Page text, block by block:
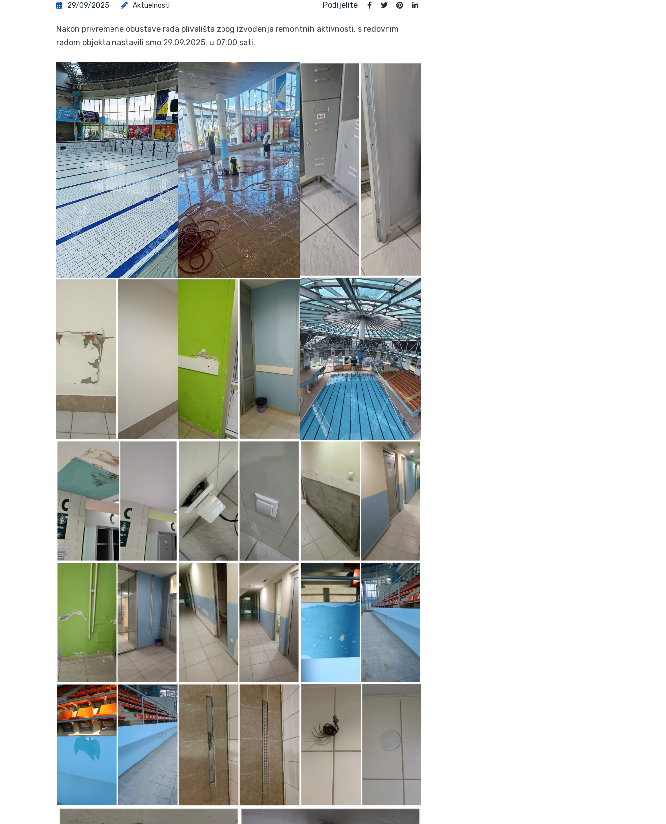
29/09/2025 Aktuelnosti Podijelite
Nakon privremene obustave rada plivališta zbog izvođenja remontnih aktivnosti, s redovnim
radom objekta nastavili smo 29.09.2025. u 07:00 sati.